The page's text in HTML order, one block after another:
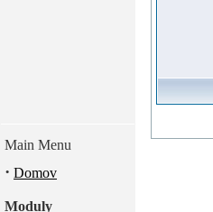
Main Menu
· Domov
Moduly